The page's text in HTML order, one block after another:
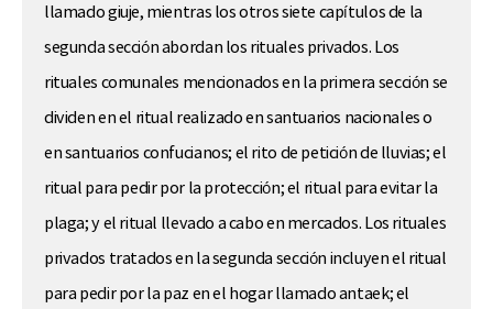
llamado giuje, mientras los otros siete capítulos de la
segunda sección abordan los rituales privados. Los
rituales comunales mencionados en la primera sección se
dividen en el ritual realizado en santuarios nacionales o
en santuarios confucianos; el rito de petición de lluvias; el
ritual para pedir por la protección; el ritual para evitar la
plaga; y el ritual llevado a cabo en mercados. Los rituales
privados tratados en la segunda sección incluyen el ritual
para pedir por la paz en el hogar llamado antaek; el